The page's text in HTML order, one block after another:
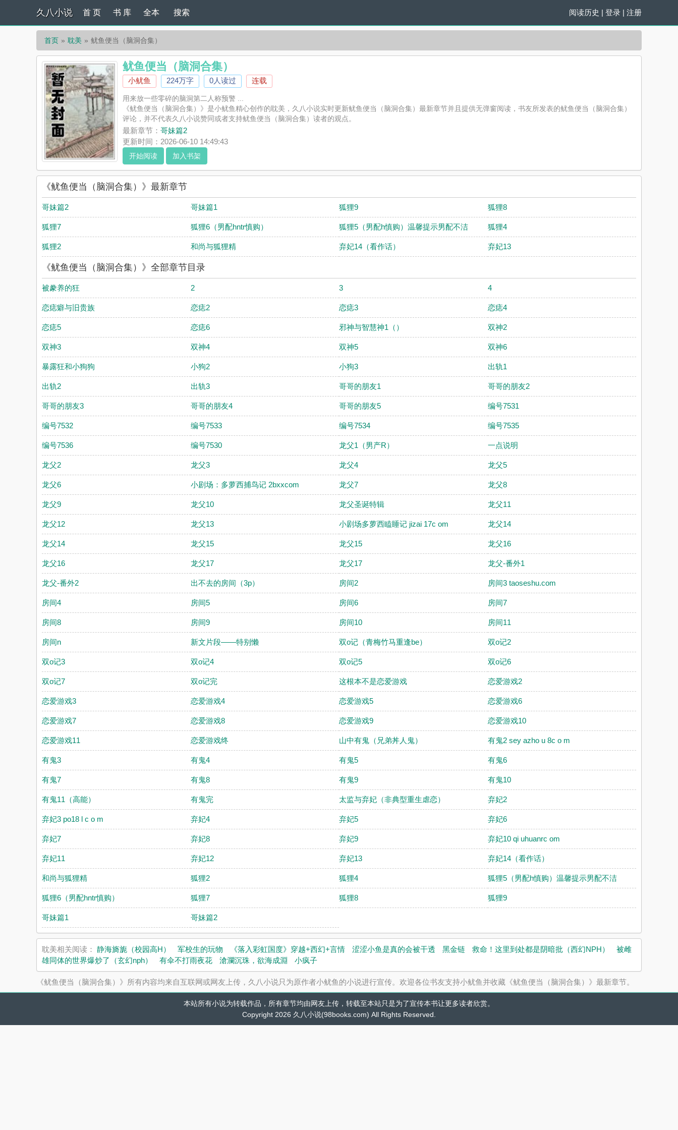
久八小说 阅读历史 | 登录 | 注册
首 页 书 库 全本 搜索
首页 耽美 鱿鱼便当（脑洞合集）
鱿鱼便当（脑洞合集）
小鱿鱼 224万字 0人读过 连载
用来放一些零碎的脑洞第二人称预警 ...
《鱿鱼便当（脑洞合集）》是小鱿鱼精心创作的耽美，久八小说实时更新鱿鱼便当（脑洞合集）最新章节并且提供无弹窗阅读，书友所发表的鱿鱼便当（脑洞合集）
评论，并不代表久八小说赞同或者支持鱿鱼便当（脑洞合集）读者的观点。
最新章节： 哥妹篇2
更新时间：2026-06-10 14:49:43
开始阅读 加入书架
《鱿鱼便当（脑洞合集）》最新章节
哥妹篇2 哥妹篇1 狐狸9 狐狸8
狐狸7 狐狸6（男配hntr慎购） 狐狸5（男配h慎购）温馨提示男配不洁 狐狸4
狐狸2 和尚与狐狸精 弃妃14（看作话） 弃妃13
《鱿鱼便当（脑洞合集）》全部章节目录
被豢养的狂 2 3 4
恋痣癖与旧贵族 恋痣2 恋痣3 恋痣4
恋痣5 恋痣6 邪神与智慧神1（） 双神2
双神3 双神4 双神5 双神6
暴露狂和小狗狗 小狗2 小狗3 出轨1
出轨2 出轨3 哥哥的朋友1 哥哥的朋友2
哥哥的朋友3 哥哥的朋友4 哥哥的朋友5 编号7531
编号7532 编号7533 编号7534 编号7535
编号7536 编号7530 龙父1（男产R） 一点说明
龙父2 龙父3 龙父4 龙父5
龙父6 小剧场：多萝西捕鸟记 2bxxcom 龙父7 龙父8
龙父9 龙父10 龙父圣诞特辑 龙父11
龙父12 龙父13 小剧场多萝西瞌睡记 jizai 17c om 龙父14
龙父14 龙父15 龙父15 龙父16
龙父16 龙父17 龙父17 龙父-番外1
龙父-番外2 出不去的房间（3p） 房间2 房间3 taoseshu.com
房间4 房间5 房间6 房间7
房间8 房间9 房间10 房间11
房间n 新文片段——特别懒 双o记（青梅竹马重逢be） 双o记2
双o记3 双o记4 双o记5 双o记6
双o记7 双o记完 这根本不是恋爱游戏 恋爱游戏2
恋爱游戏3 恋爱游戏4 恋爱游戏5 恋爱游戏6
恋爱游戏7 恋爱游戏8 恋爱游戏9 恋爱游戏10
恋爱游戏11 恋爱游戏终 山中有鬼（兄弟丼人鬼） 有鬼2 sey azho u 8c o m
有鬼3 有鬼4 有鬼5 有鬼6
有鬼7 有鬼8 有鬼9 有鬼10
有鬼11（高能） 有鬼完 太监与弃妃（非典型重生虐恋） 弃妃2
弃妃3 po18 l c o m 弃妃4 弃妃5 弃妃6
弃妃7 弃妃8 弃妃9 弃妃10 qi uhuanrc om
弃妃11 弃妃12 弃妃13 弃妃14（看作话）
和尚与狐狸精 狐狸2 狐狸4 狐狸5（男配h慎购）温馨提示男配不洁
狐狸6（男配hntr慎购） 狐狸7 狐狸8 狐狸9
哥妹篇1 哥妹篇2
耽美相关阅读： 静海旖旎（校园高H） 军校生的玩物 《落入彩虹国度》穿越+西幻+言情 涩涩小鱼是真的会被干透 黑金链 救命！这里到处都是阴暗批（西幻NPH）
被雌
雄同体的世界爆炒了（玄幻nph）
有伞不打雨夜花 滄瀾沉珠，欲海成淵 小疯子
《鱿鱼便当（脑洞合集）》所有内容均来自互联网或网友上传，久八小说只为原作者小鱿鱼的小说进行宣传。欢迎各位书友支持小鱿鱼并收藏《鱿鱼便当（脑洞合集）》最新章节。
本站所有小说为转载作品，所有章节均由网友上传，转载至本站只是为了宣传本书让更多读者欣赏。
Copyright 2026 久八小说(98books.com) All Rights Reserved.